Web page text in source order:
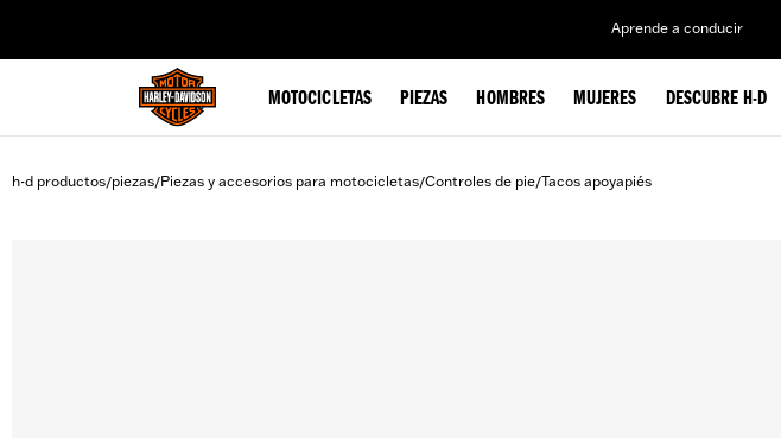
Aprende a conducir
MOTOCICLETAS PIEZAS HOMBRES MUJERES DESCUBRE H-D
h-d productos/piezas/Piezas y accesorios para motocicletas/Controles de pie/Tacos apoyapiés